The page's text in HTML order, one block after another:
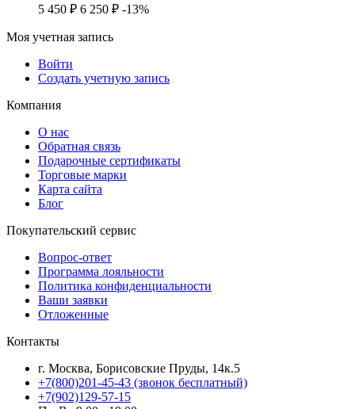
5 450 ₽ 6 250 ₽ -13%
Моя учетная запись
Войти
Создать учетную запись
Компания
О нас
Обратная связь
Подарочные сертификаты
Торговые марки
Карта сайта
Блог
Покупательский сервис
Вопрос-ответ
Программа лояльности
Политика конфиденциальности
Ваши заявки
Отложенные
Контакты
г. Москва, Борисовские Пруды, 14к.5
+7(800)201-45-43 (звонок бесплатный)
+7(902)129-57-15